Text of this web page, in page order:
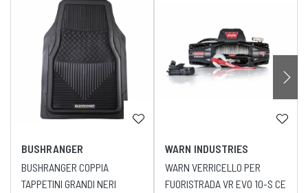
BUSHRANGER
BUSHRANGER COPPIA
TAPPETINI GRANDI NERI
WARN INDUSTRIES
WARN VERRICELLO PER
FUORISTRADA VR EVO 10-S CE